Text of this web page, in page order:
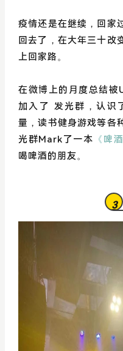
疫情还是在继续，回家
回去了，在大年三十改
上回家路。
在微博上的月度总结被
加入了 发光群，认识
量，读书健身游戏等各
光群Mark了一本 《啤
喝啤酒的朋友。
3